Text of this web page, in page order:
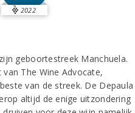
2022
geboortestreek Manchuela.
The Wine Advocate,
van de streek. De Depaula
altijd de enige uitzondering